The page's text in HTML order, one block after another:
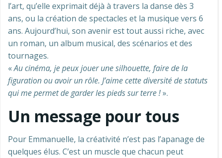
l’art, qu’elle exprimait déjà à travers la danse dès 3
ans, ou la création de spectacles et la musique vers 6
ans. Aujourd’hui, son avenir est tout aussi riche, avec
un roman, un album musical, des scénarios et des
tournages.
«Au cinéma, je peux jouer une silhouette, faire de la
figuration ou avoir un rôle. J’aime cette diversité de statuts
qui me permet de garder les pieds sur terre !».
Un message pour tous
Pour Emmanuelle, la créativité n’est pas l’apanage de
quelques élus. C’est un muscle que chacun peut